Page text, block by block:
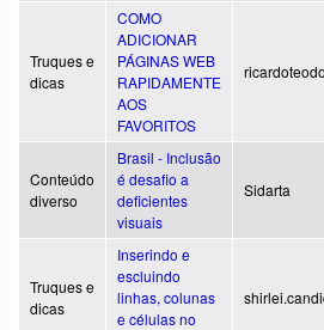
Truques e
dicas
COMO
ADICIONAR
PÁGINAS WEB
RAPIDAMENTE
AOS
FAVORITOS
Conteúdo
diverso
Brasil - Inclusão
é desafio a
deficientes
visuais
Sidarta
Truques e
dicas
Inserindo e
escluindo
linhas, colunas
e células no